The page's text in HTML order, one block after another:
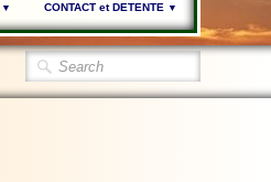
▼ CONTACT et DETENTE ▼